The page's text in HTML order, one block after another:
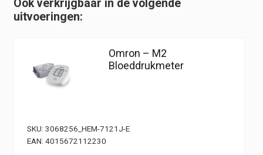
Ook verkrijgbaar in de volgende
uitvoeringen:
Omron – M2
Bloeddrukmeter
SKU: 3068256_HEM-7121J-E
EAN: 4015672112230